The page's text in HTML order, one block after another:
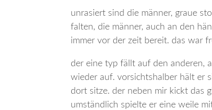
unrasiert sind die männer, graue
falten, die männer, auch an den
immer vor der zeit bereit. das war
der eine typ fällt auf den anderen,
wieder auf. vorsichtshalber hält er
dort sitze. der neben mir kickt das
umständlich spielte er eine weile